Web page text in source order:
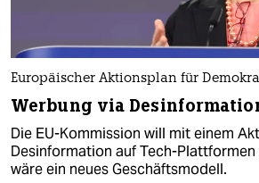
Europäischer Aktionsplan für
Werbung via
Die EU-Kommission will mit einem
Desinformation auf Tech-Plattformen
wäre ein neues Geschäftsmodell.